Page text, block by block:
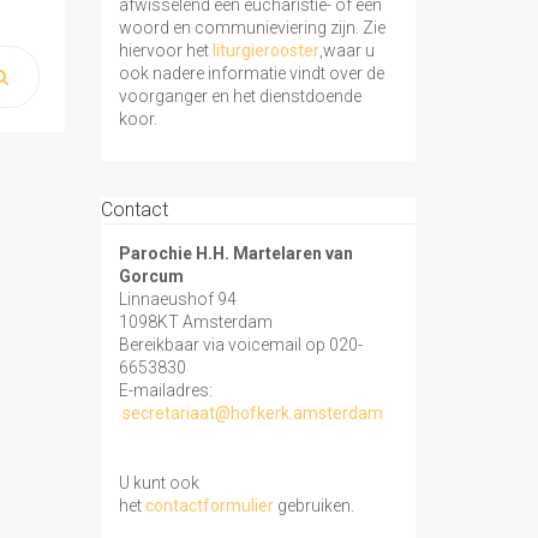
afwisselend een eucharistie- of een
woord en communieviering zijn. Zie
hiervoor het liturgierooster,waar u
ook nadere informatie vindt over de
voorganger en het dienstdoende
koor.
Contact
Parochie H.H. Martelaren van
Gorcum
Linnaeushof 94
1098KT Amsterdam
Bereikbaar via voicemail op 020-
6653830
E-mailadres:
secretariaat@hofkerk.amsterdam
U kunt ook
hetcontactformuliergebruiken.